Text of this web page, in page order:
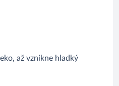
až vznikne hladký